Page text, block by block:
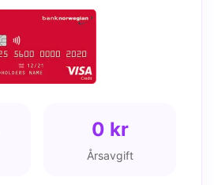
0 kr
Årsavgift